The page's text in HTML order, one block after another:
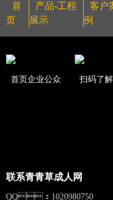
首
页
产品-工程
展示
客户
例
首页企业公众 扫码了
联系青青草成人网
QQ：1020980750